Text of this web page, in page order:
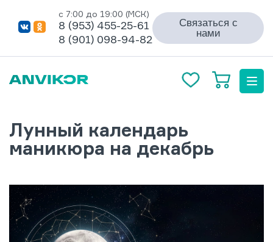
с 7:00 до 19:00 (МСК)
8 (953) 455-25-61
8 (901) 098-94-82
Связаться с
нами
Лунный календарь
маникюра на декабрь